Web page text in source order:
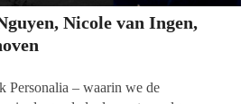
Nicole van Ingen,
Personalia – waarin we de